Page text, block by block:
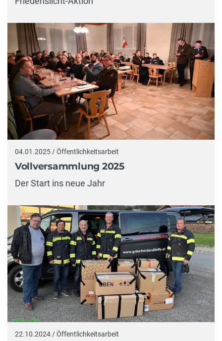
04.01.2025 / Öffentlichkeitsarbeit
Vollversammlung 2025
Der Start ins neue Jahr
22.10.2024 / Öffentlichkeitsarbeit